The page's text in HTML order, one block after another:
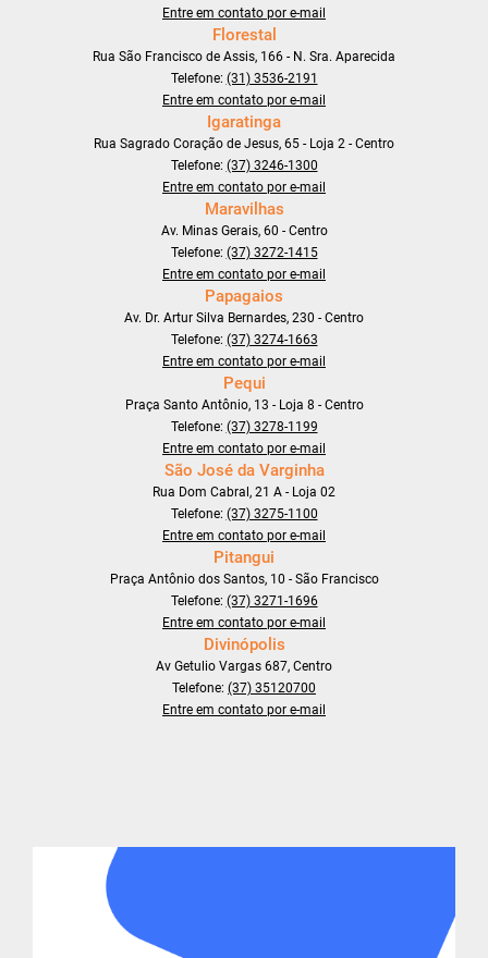
Entre em contato por e-mail
Florestal
Rua São Francisco de Assis, 166 - N. Sra. Aparecida
Telefone: (31) 3536-2191
Entre em contato por e-mail
Igaratinga
Rua Sagrado Coração de Jesus, 65 - Loja 2 - Centro
Telefone: (37) 3246-1300
Entre em contato por e-mail
Maravilhas
Av. Minas Gerais, 60 - Centro
Telefone: (37) 3272-1415
Entre em contato por e-mail
Papagaios
Av. Dr. Artur Silva Bernardes, 230 - Centro
Telefone: (37) 3274-1663
Entre em contato por e-mail
Pequi
Praça Santo Antônio, 13 - Loja 8 - Centro
Telefone: (37) 3278-1199
Entre em contato por e-mail
São José da Varginha
Rua Dom Cabral, 21 A - Loja 02
Telefone: (37) 3275-1100
Entre em contato por e-mail
Pitangui
Praça Antônio dos Santos, 10 - São Francisco
Telefone: (37) 3271-1696
Entre em contato por e-mail
Divinópolis
Av Getulio Vargas 687, Centro
Telefone: (37) 35120700
Entre em contato por e-mail